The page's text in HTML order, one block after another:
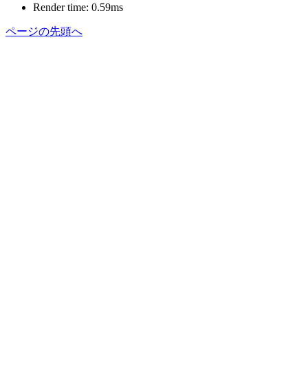
Render time: 0.59ms
ページの先頭へ